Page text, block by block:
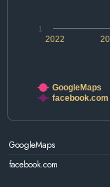
2022
1
GoogleMaps
facebook.com
GoogleMaps
facebook.com